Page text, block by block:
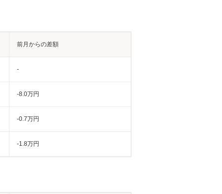
前月からの差額
-
-8.0万円
-0.7万円
-1.8万円